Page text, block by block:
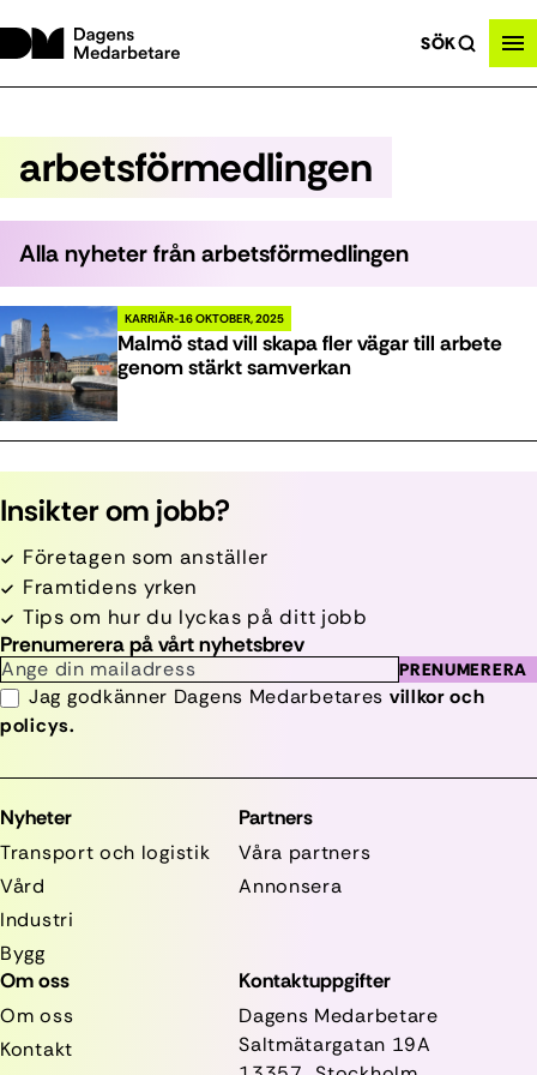
SÖK
arbetsförmedlingen
Alla nyheter frånarbetsförmedlingen
KARRIÄR 16 OKTOBER, 2025
Malmö stad vill skapa fler vägar till arbete
genom stärkt samverkan
Insikter om jobb?
Företagen som anställer
Framtidens yrken
Tips om hur du lyckas på ditt jobb
Prenumerera på vårt nyhetsbrev
PRENUMERERA
Jag godkänner Dagens Medarbetares villkor och
policys.
Nyheter
Transport och logistik
Vård
Industri
Bygg
Partners
Våra partners
Annonsera
Om oss
Om oss
Kontakt
Kontaktuppgifter
Dagens Medarbetare
Saltmätargatan 19A